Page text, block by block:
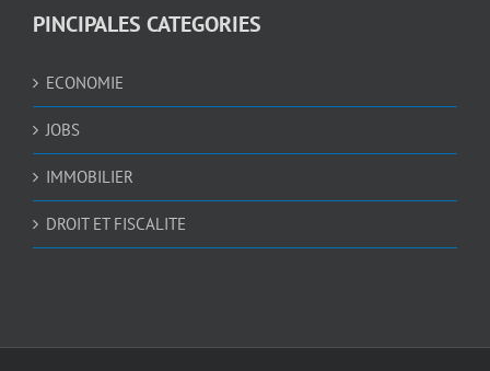
PINCIPALES CATEGORIES
ECONOMIE
JOBS
IMMOBILIER
DROIT ET FISCALITE